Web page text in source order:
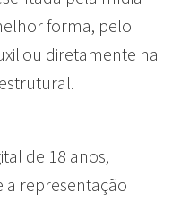
forma, pelo
diretamente na
de 18 anos,
a representação